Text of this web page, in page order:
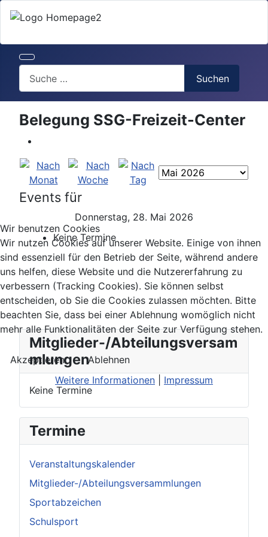
Suchen
Mitglieder-/Abteilungsversam
mlungen
Keine Termine
Termine
Veranstaltungskalender
Mitglieder-/Abteilungsversammlungen
Sportabzeichen
Schulsport
Belegung SSG-Freizeit-Center
Events für
Donnerstag, 28. Mai 2026
Keine Termine
Wir benutzen Cookies
Wir nutzen Cookies auf unserer Website. Einige von ihnen
sind essenziell für den Betrieb der Seite, während andere
uns helfen, diese Website und die Nutzererfahrung zu
verbessern (Tracking Cookies). Sie können selbst
entscheiden, ob Sie die Cookies zulassen möchten. Bitte
beachten Sie, dass bei einer Ablehnung womöglich nicht
mehr alle Funktionalitäten der Seite zur Verfügung stehen.
Akzeptieren
Ablehnen
Weitere Informationen
Impressum